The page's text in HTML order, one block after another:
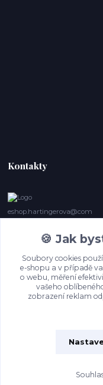
Kontakty
eshop.hartingerova@com
Irena
(Po-Ne, 9-
🍪 Jak
Soubory cookies
e-shopu a v případě
o webu, měření
vašeho
zobrazení reklam